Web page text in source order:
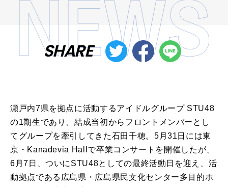
SHARE
瀬戸内7県を拠点に活動するアイドルグループ STU48
の1期生であり、結成当初からフロントメンバーとし
てグループを牽引してきた石田千穂。5月31日には東
京・Kanadevia Hallで卒業コンサートを開催したが、
6月7日、ついにSTU48としての最終活動日を迎え、活
動拠点である広島県・広島県民文化センター多目的ホ